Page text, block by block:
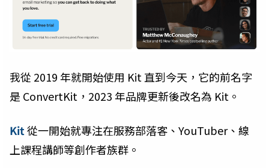
我從 2019 年就開始使用 Kit 直到今天，它的前名字
是 ConvertKit，2023 年品牌更新後改名為 Kit。
Kit從一開始就專注在服務部落客、YouTuber、線
上課程講師等創作者族群。